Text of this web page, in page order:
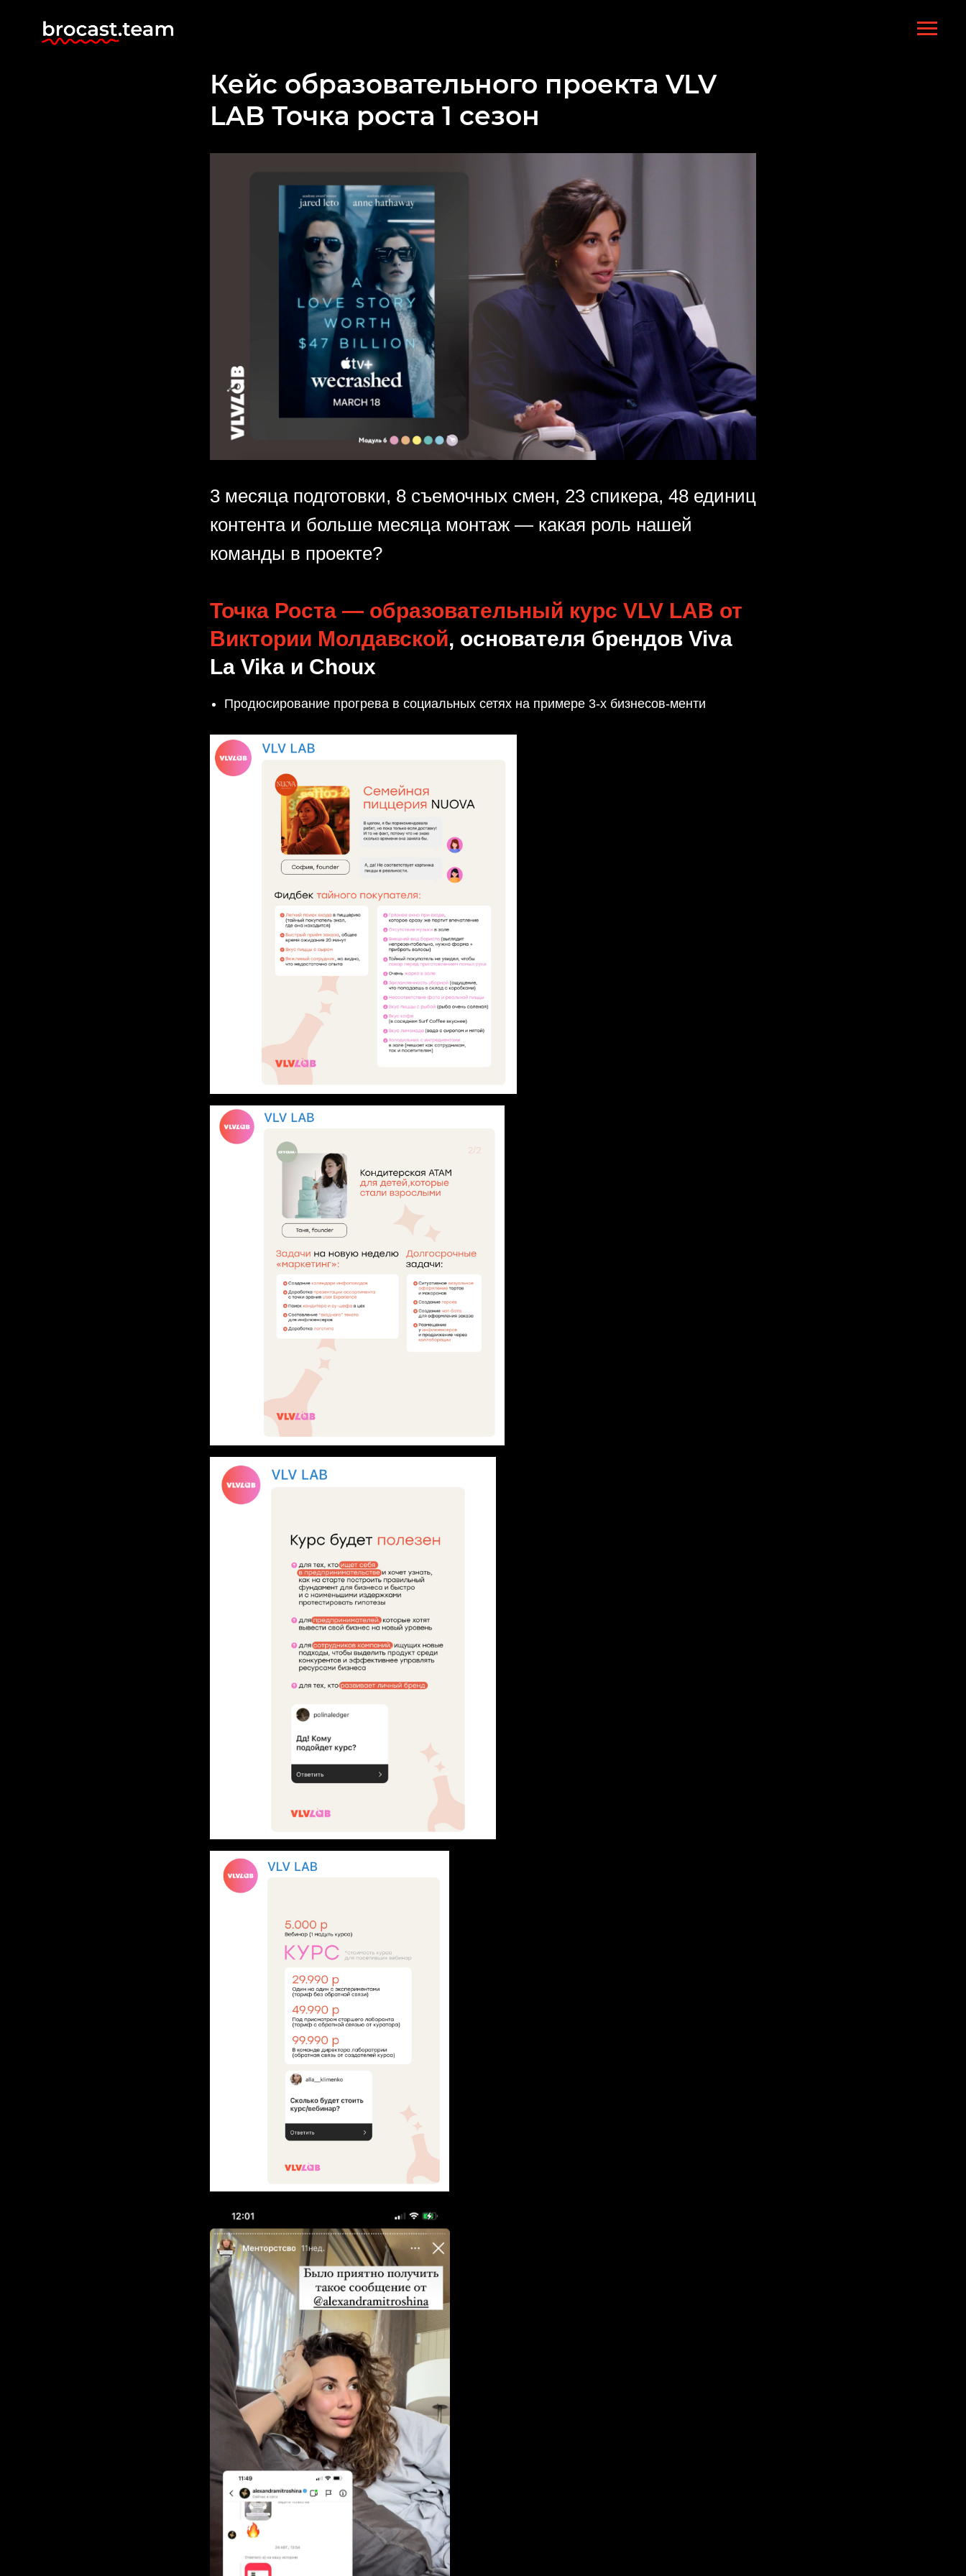
Кейс образовательного проекта VLV
LAB Точка роста 1 сезон
3 месяца подготовки, 8 съемочных смен, 23 спикера, 48 единиц
контента и больше месяца монтаж — какая роль нашей
команды в проекте?
Точка Роста — образовательный курс VLV LAB от
Виктории Молдавской, основателя брендов Viva
La Vika и Choux
Продюсирование прогрева в социальных сетях на примере 3-х бизнесов-менти